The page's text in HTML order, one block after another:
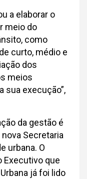
a elaborar o
meio do
como
curto, médio e
dos
meios
sua execução”,
da gestão é
Secretaria
urbana. O
Executivo que
já foi lido